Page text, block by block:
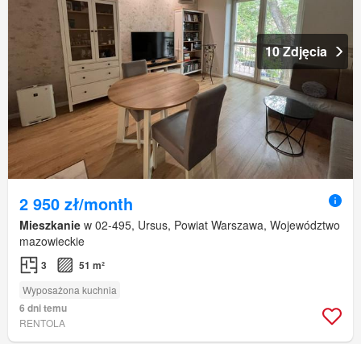
10 Zdjęcia
2 950 zł/month
Mieszkanie w 02-495, Ursus, Powiat Warszawa, Województwo
mazowieckie
3 51 m²
Wyposażona kuchnia
6 dni temu
RENTOLA